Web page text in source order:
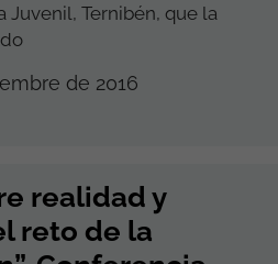
Juvenil, Ternibén, que la
de 2016
realidad y
reto de la